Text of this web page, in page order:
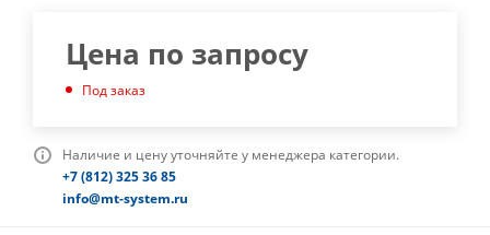
Цена по запросу
Под заказ
Наличие и цену уточняйте у менеджера категории.
+7 (812) 325 36 85
info@mt-system.ru